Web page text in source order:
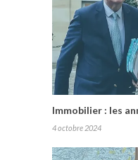
Immobilier : les
4 octobre 2024